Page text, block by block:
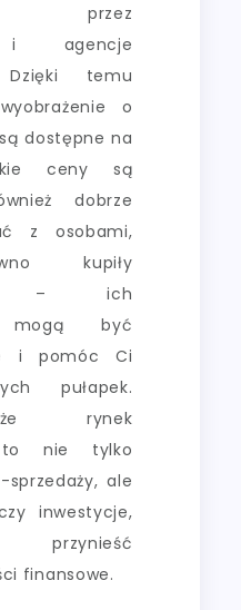
przez
i agencje
Dzięki temu
o
dostępne na
ceny są
dobrze
z osobami,
kupiły
– ich
mogą być
i pomóc Ci
pułapek.
rynek
to nie tylko
ale
inwestycje,
przynieść
finansowe.